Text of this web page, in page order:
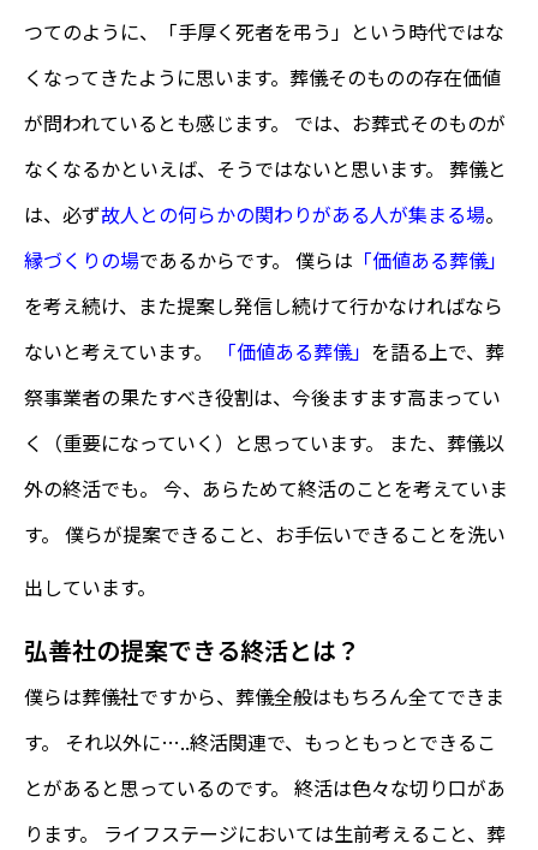
つてのように、「手厚く死者を弔う」という時代ではな
くなってきたように思います。葬儀そのものの存在価値
が問われているとも感じます。 では、お葬式そのものが
なくなるかといえば、そうではないと思います。 葬儀と
は、必ず故人との何らかの関わりがある人が集まる場。
縁づくりの場であるからです。 僕らは 「価値ある葬儀」
を考え続け、また提案し発信し続けて行かなければなら
ないと考えています。
「価値ある葬儀」 を語る上で、葬
祭事業者の果たすべき役割は、今後ますます高まってい
く（重要になっていく）と思っています。 また、葬儀以
外の終活でも。 今、あらためて終活のことを考えていま
す。 僕らが提案できること、お手伝いできることを洗い
出しています。
弘善社の提案できる終活とは？
僕らは葬儀社ですから、葬儀全般はもちろん全てできま
す。 それ以外に…..終活関連で、もっともっとできるこ
とがあると思っているのです。 終活は色々な切り口があ
ります。 ライフステージにおいては生前考えること、葬